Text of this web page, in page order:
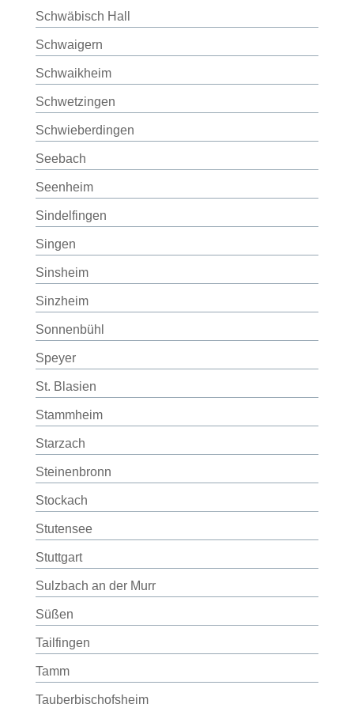
Schwäbisch Hall
Schwaigern
Schwaikheim
Schwetzingen
Schwieberdingen
Seebach
Seenheim
Sindelfingen
Singen
Sinsheim
Sinzheim
Sonnenbühl
Speyer
St. Blasien
Stammheim
Starzach
Steinenbronn
Stockach
Stutensee
Stuttgart
Sulzbach an der Murr
Süßen
Tailfingen
Tamm
Tauberbischofsheim